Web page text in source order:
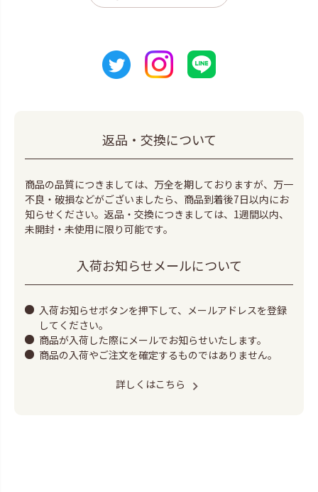
返品・交換について
商品の品質につきましては、万全を期しておりますが、万一
不良・破損などがございましたら、商品到着後7日以内にお
知らせください。返品・交換につきましては、1週間以内、
未開封・未使用に限り可能です。
入荷お知らせメールについて
入荷お知らせボタンを押下して、メールアドレスを登録
してください。
商品が入荷した際にメールでお知らせいたします。
商品の入荷やご注文を確定するものではありません。
詳しくはこちら